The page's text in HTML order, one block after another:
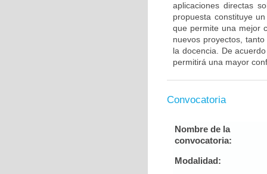
aplicaciones directas
propuesta constituye
que permite una mejor
nuevos proyectos,
la docencia. De
permitirá una mayor
Convocatoria
Nombre de la
convocatoria:
Modalidad: